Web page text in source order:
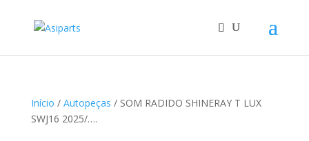
Início / Autopeças / SOM RADIDO SHINERAY T LUX
SWJ16 2025/….